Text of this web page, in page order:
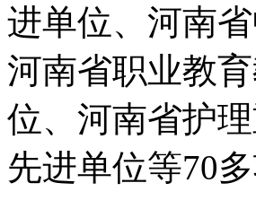
进单位、河南
河南省职业教
位、河南省护
先进单位等70